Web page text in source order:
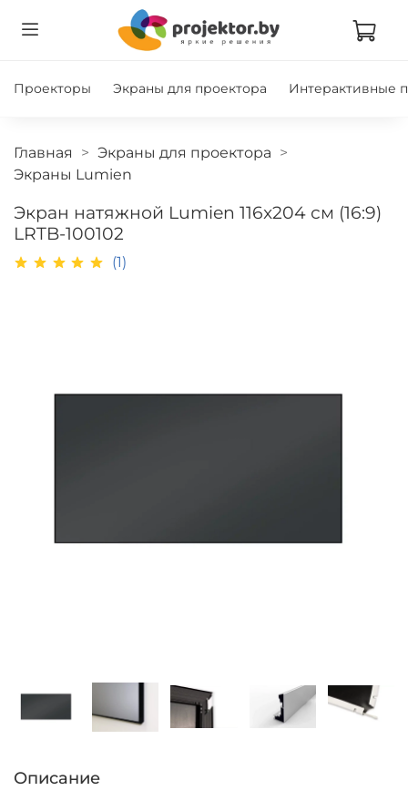
Проекторы Экраны для проектора Интерактивные
Главная
Экраны для проектора
Экраны Lumien
Экран натяжной Lumien 116x204 см (16:9)
LRTB-100102
(1)
Описание